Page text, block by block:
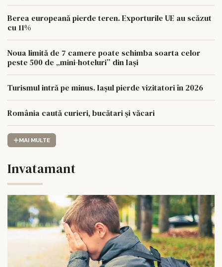
Berea europeană pierde teren. Exporturile UE au scăzut
cu 11%
Noua limită de 7 camere poate schimba soarta celor
peste 500 de „mini-hoteluri” din Iași
Turismul intră pe minus. Iașul pierde vizitatori în 2026
România caută curieri, bucătari și văcari
MAI MULTE
Invatamant